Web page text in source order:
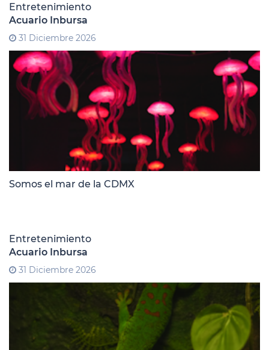
Entretenimiento
Acuario Inbursa
31 Diciembre 2026
Somos el mar de la CDMX
Entretenimiento
Acuario Inbursa
31 Diciembre 2026